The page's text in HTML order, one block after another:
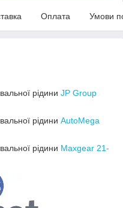
Оплата Умови
рідини JP Group
рідини AutoMega
рідини Maxgear 21-